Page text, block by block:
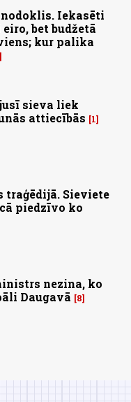
Iekasēti
bet budžetā
kur palika
sieva liek
attiecībās
1
traģēdijā. Sieviete
piedzīvo ko
nezina, ko
Daugavā
8